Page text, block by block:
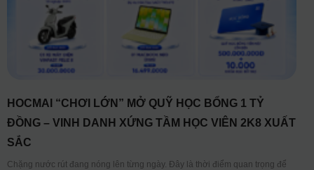
HOCMAI “CHƠI LỚN” MỞ QUỸ HỌC BỔNG 1 TỶ
ĐỒNG – VINH DANH XỨNG TẦM HỌC VIÊN 2K8 XUẤT
SẮC
Chặng nước rút đang nóng lên từng ngày. Đây là thời điểm quan trọng để